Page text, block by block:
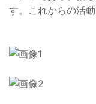
す。これからの活